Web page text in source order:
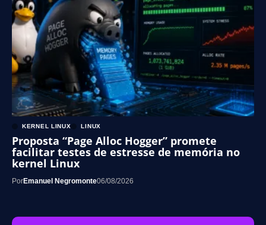
KERNEL LINUX LINUX
Proposta “Page Alloc Hogger” promete
facilitar testes de estresse de memória no
kernel Linux
PorEmanuel Negromonte06/08/2026